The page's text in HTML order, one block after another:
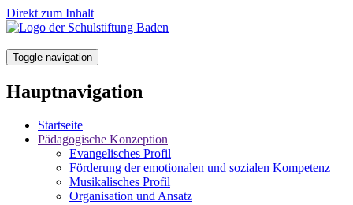
Direkt zum Inhalt
Toggle navigation
Hauptnavigation
Startseite
Pädagogische Konzeption
Evangelisches Profil
Förderung der emotionalen und sozialen Kompetenz
Musikalisches Profil
Organisation und Ansatz